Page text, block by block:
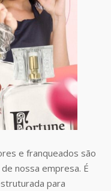
e franqueados são
nossa empresa. É
para